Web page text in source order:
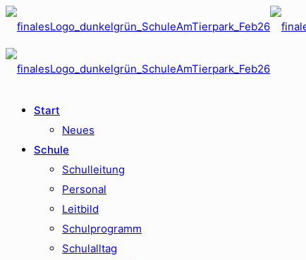
Start
Neues
Schule
Schulleitung
Personal
Leitbild
Schulprogramm
Schulalltag